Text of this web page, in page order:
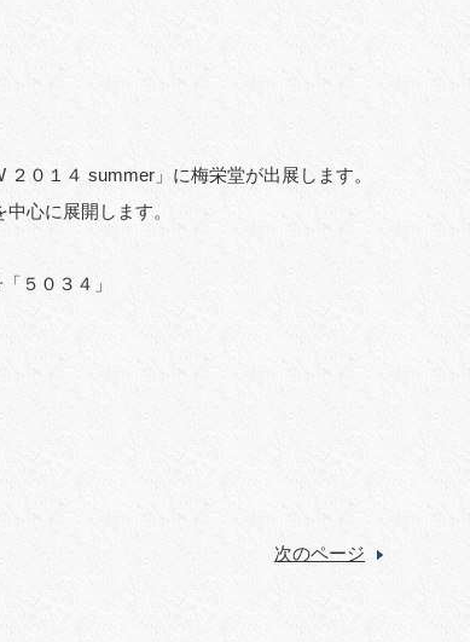
０１４ summer」に梅栄堂が出展します。
心に展開します。
５０３４」
次のページ